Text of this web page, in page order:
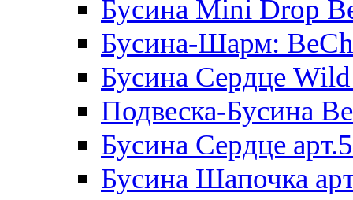
Бусина Mini Drop
Бусина-Шарм:
Бусина Сердце
Подвеска-Бусина
Бусина Сердце
Бусина Шапочка